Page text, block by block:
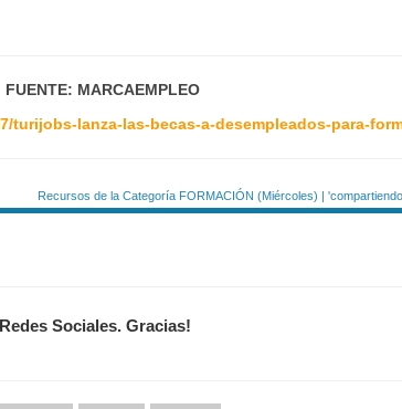
FUENTE: MARCAEMPLEO
turijobs-lanza-las-becas-a-desempleados-para-
Recursos de la Categoría FORMACIÓN (Miércoles) |
Sociales. Gracias!